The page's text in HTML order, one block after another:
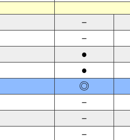
－
－
●
●
◎
－
－
－